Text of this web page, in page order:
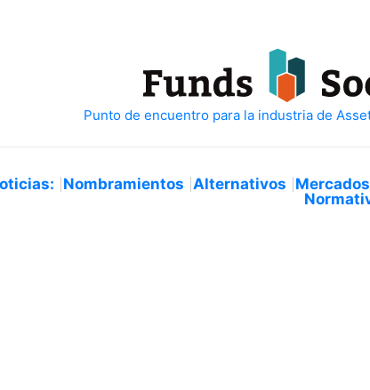
Nombramientos Alternativos Mercados